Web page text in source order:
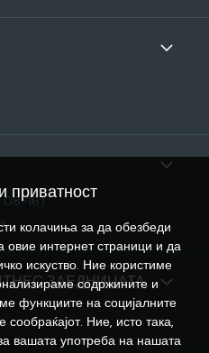
08-16)
ЗАЕДНИЦАТА
приватност
колачиња за да обезбеди
интернет страници и да
искуство. Ние користиме
содржините и
функциите на социјалните
Ние, исто така,
вашата употреба на нашата